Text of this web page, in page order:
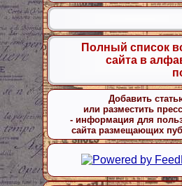
Полный список
сайта в
Добавить
или разместить
- информация для
сайта размещающих